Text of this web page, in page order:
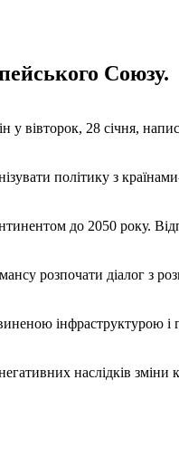
Союзу.
вівторок, 28 січня,
політику з
до 2050 року.
розпочати діалог з
інфраструктурою і
наслідків зміни